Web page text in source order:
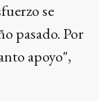
se
pasado. Por
apoyo",